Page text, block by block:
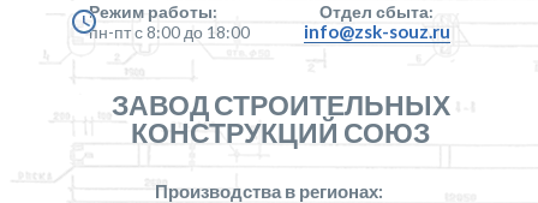
Режим работы:
пн-пт с 8:00 до 18:00
Отдел сбыта:
info@zsk-souz.ru
ЗАВОД СТРОИТЕЛЬНЫХ
КОНСТРУКЦИЙ СОЮЗ
Производства в регионах: